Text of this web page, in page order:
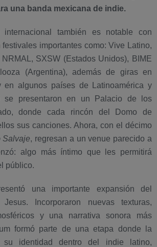
una banda mexicana de indie.
internacional también es notable con
importantes como: Vive Latino,
NRMAL, SXSW (Estados Unidos), BIME
(Argentina), además de giras en
en algunos países de Latinoamérica y
se presentaron en un Palacio de los
donde cada rincón del Domo de
sus canciones. Ahora, con el décimo
Salvaje, regresan a un venue parecido a
algo más íntimo que les permitirá
público.
una importante expansión del
Incorporaron nuevas texturas,
y una narrativa sonora más
formó parte de una etapa donde la
su identidad dentro del indie latino,